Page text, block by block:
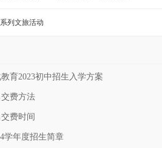
列文旅活动
育2023初中招生入学方案
费方法
费时间
学年度招生简章